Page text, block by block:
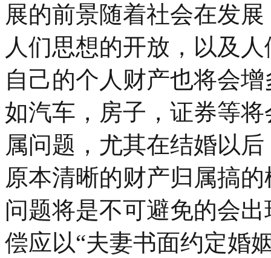
展的前景随着社会在发
人们思想的开放，以及
自己的个人财产也将会
如汽车，房子，证券等
属问题，尤其在结婚以
原本清晰的财产归属搞
问题将是不可避免的会
偿应以“夫妻书面约定婚